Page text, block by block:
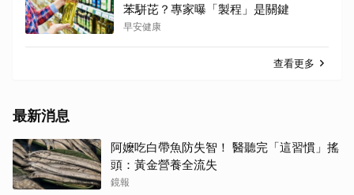
苯駢芘？專家曝「製程」是關鍵
早安健康
查看更多
最新消息
阿嬤吃白帶魚防失智！ 醫聽完「這習慣」搖
頭：黃金營養全流失
鏡報